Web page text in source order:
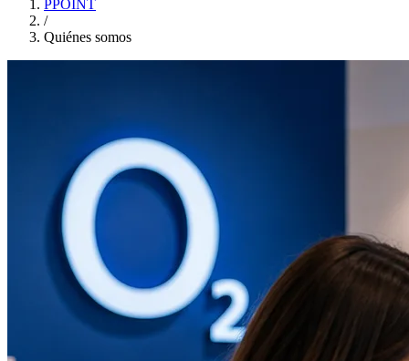
PPOINT
/
Quiénes somos